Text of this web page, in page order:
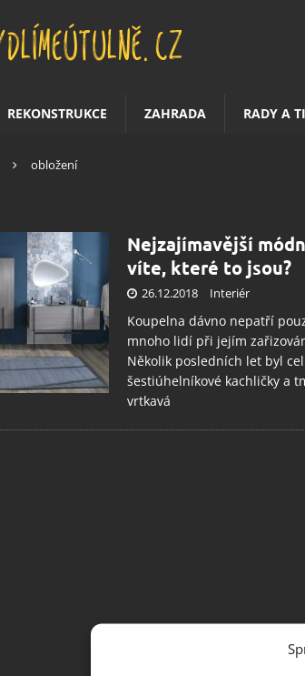
REKONSTRUKCE ZAHRADA RADY A
obložení
Nejzajímavější
víte, které to jsou?
26.12.2018 Interiér
Koupelna dávno nepatří
mnoho lidí při jejím
Několik posledních let byl
šestiúhelníkové kachličky a
vrtkavá